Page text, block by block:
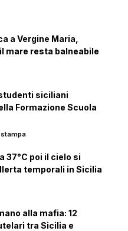
a Vergine Maria,
mare resta balneabile
siciliani
Formazione Scuola
37°C poi il cielo si
temporali in Sicilia
alla mafia: 12
tra Sicilia e